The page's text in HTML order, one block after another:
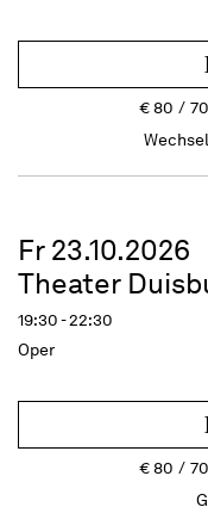
€80 70
Fr 23.10.2026
Theater
19:30 - 22:30
Oper
€80 70